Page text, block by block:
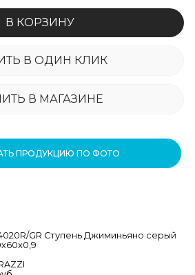
В КОРЗИНУ
В ОДИН КЛИК
В МАГАЗИНЕ
ПРОДУКЦИЮ ПО ФОТО
GR Ступень Джиминьяно серый